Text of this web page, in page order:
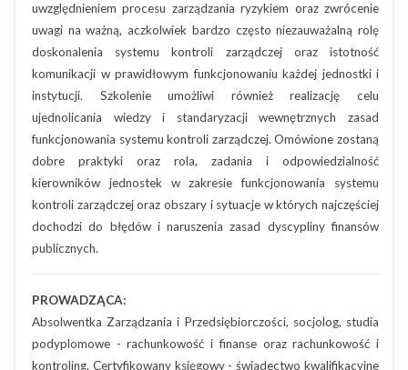
uwzględnieniem procesu zarządzania ryzykiem oraz zwrócenie
uwagi na ważną, aczkolwiek bardzo często niezauważalną rolę
doskonalenia systemu kontroli zarządczej oraz istotność
komunikacji w prawidłowym funkcjonowaniu każdej jednostki i
instytucji. Szkolenie umożliwi również realizację celu
ujednolicania wiedzy i standaryzacji wewnętrznych zasad
funkcjonowania systemu kontroli zarządczej. Omówione zostaną
dobre praktyki oraz rola, zadania i odpowiedzialność
kierowników jednostek w zakresie funkcjonowania systemu
kontroli zarządczej oraz obszary i sytuacje w których najczęściej
dochodzi do błędów i naruszenia zasad dyscypliny finansów
publicznych.
PROWADZĄCA:
Absolwentka Zarządzania i Przedsiębiorczości, socjolog, studia
podyplomowe - rachunkowość i finanse oraz rachunkowość i
kontroling. Certyfikowany księgowy - świadectwo kwalifikacyjne